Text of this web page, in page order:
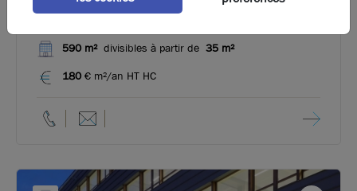
- Lyon 5ème
590 m²divisibles à partir de 35 m²
180 € m²/an HT HC